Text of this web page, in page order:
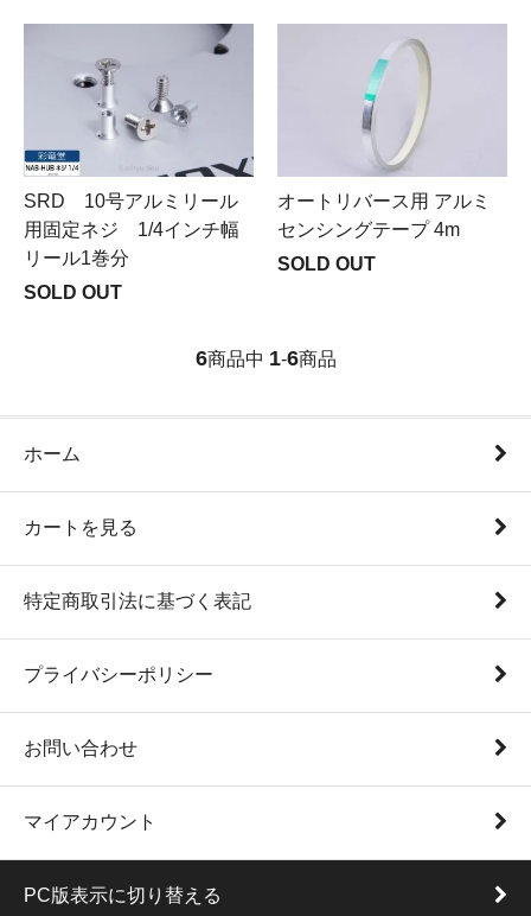
SRD 10号アルミリール
用固定ネジ 1/4インチ幅
リール1巻分
SOLD OUT
オートリバース用 アルミ
センシングテープ 4m
SOLD OUT
6商品中 1-6商品
ホーム
カートを見る
特定商取引法に基づく表記
プライバシーポリシー
お問い合わせ
マイアカウント
PC版表示に切り替える